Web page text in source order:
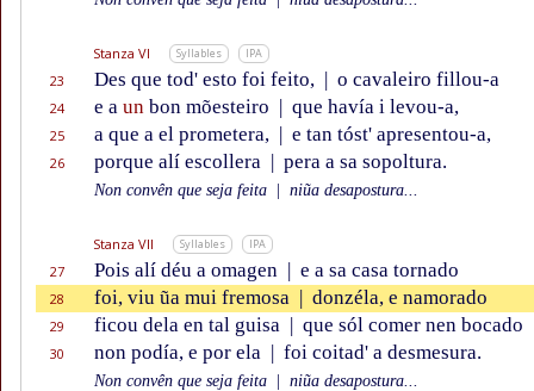
Stanza VI Syllables IPA
23 Des que tod' esto foi feito, | o cavaleiro fillou-a
24 e a un bon mõesteiro | que havía i levou-a,
25 a que a el prometera, | e tan tóst' apresentou-a,
26 porque alí escollera | pera a sa sopoltura.
Non convên que seja feita niũa desapostura...
Stanza VII Syllables IPA
27 Pois alí déu a omagen | e a sa casa tornado
28 foi, viu ũa mui fremosa | donzéla, e namorado
29 ficou dela en tal guisa | que sól comer nen bocado
30 non podía, e por ela | foi coitad' a desmesura.
Non convên que seja feita niũa desapostura...